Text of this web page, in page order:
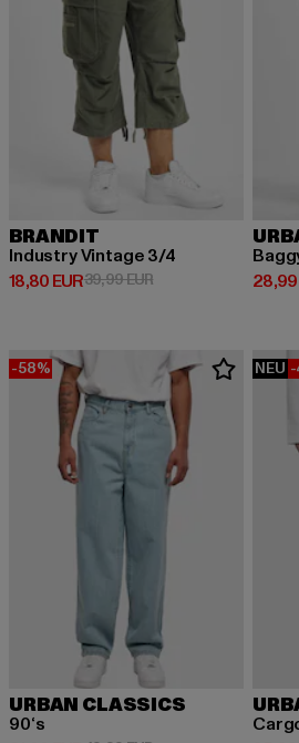
BRANDIT
Industry Vintage 3/4
18,80 EUR
Derzeitiger Preis: 18,80 EUR
39,99 EURAktionspreis: 39,99
28,99
-58%
URBAN CLASSICS
90‘s
NEU